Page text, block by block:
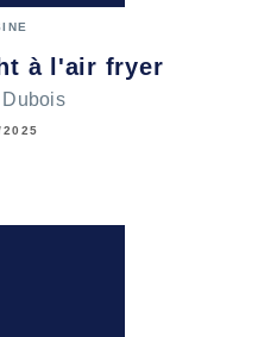
à l'air fryer